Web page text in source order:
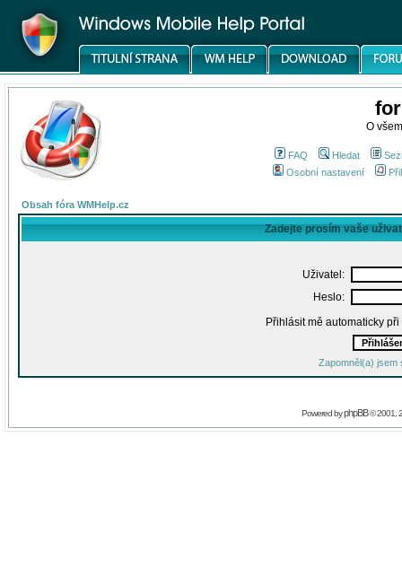
O
FAQ Hledat
Osobní nastavení
Obsah fóra WMHelp.cz
Zadejte prosím vaše
Uživatel:
Heslo:
Přihlásit mě automaticky
Zapomněl(a) jsem
Powered byphpBB© 2001,